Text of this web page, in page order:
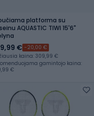
platforma su
AQUASTIC TIWI 15'6"
€ -20,00 €
kaina: 309,99 €
gamintojo kaina:
€